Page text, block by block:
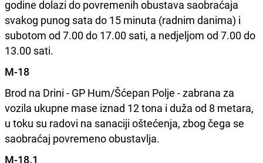
godine dolazi do povremenih obustava saobraćaja
svakog punog sata do 15 minuta (radnim danima) i
subotom od 7.00 do 17.00 sati, a nedjeljom od 7.00 do
13.00 sati.
M-18
Brod na Drini - GP Hum/Šćepan Polje - zabrana za
vozila ukupne mase iznad 12 tona i duža od 8 metara,
u toku su radovi na sanaciji oštećenja, zbog čega se
saobraćaj povremeno obustavlja.
M-18.1